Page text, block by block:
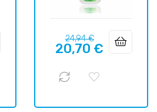
Prix
habituel
24,94 €Prix
20,70 €